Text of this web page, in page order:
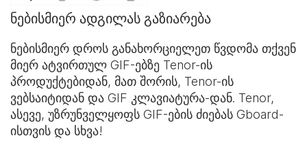
ნებისმიერ ადგილას გაზიარება
ნებისმიერ დროს განახორციელეთ წვდომა თქვენ
მიერ ატვირთულ GIF-ებზე Tenor-ის
პროდუქტებიდან, მათ შორის, Tenor-ის
ვებსაიტიდან და GIF კლავიატურა-დან. Tenor,
ასევე, უზრუნველყოფს GIF-ების ძიებას Gboard-
ისთვის და სხვა!